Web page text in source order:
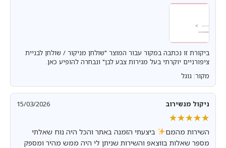
ביקורת זו נכתבה במקור עבור המוצר "שולחן מניקור / שולחן לבניית
ציפורניים יוקרתי בעל מגירות צבע לבן" ונבחרה להופיע כאן.
מקור: גוגל
ניקול מנשירוב 15/03/2026
★★★★★
★★★★★
השירות מהמם
ביצעתי הזמנה באתר והכל היה נוח שאלתי
מספר שאלות בווצאפ והשירות שניתן לי היה ממש מהיר ומספק